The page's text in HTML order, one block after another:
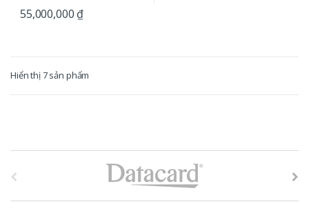
55,000,000 ₫
Hiển thị 7 sản phẩm